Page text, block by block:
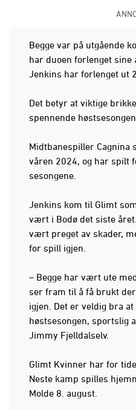
Begge var på utgående
har duoen forlenget sine
Jenkins har forlenget ut
Det betyr at viktige
spennende
Midtbanespiller Cagnina
våren 2024, og har spilt
sesongene.
Jenkins kom til Glimt
vært i Bodø det siste
vært preget av skader,
for spill igjen.
– Begge har vært ute
ser fram til å få brukt
igjen. Det er veldig bra
høstsesongen, sportslig
Jimmy Fjelldalselv.
Glimt Kvinner har for
Neste kamp spilles
Molde 8. august.